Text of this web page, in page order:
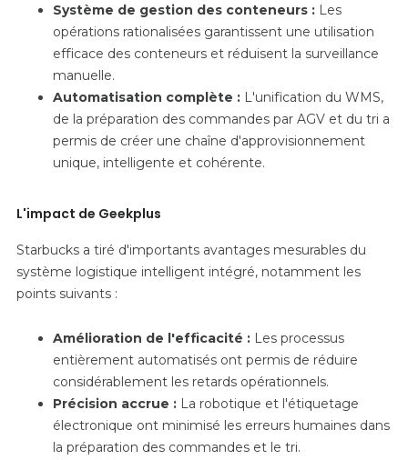
Système de gestion des conteneurs : Les
opérations rationalisées garantissent une utilisation
efficace des conteneurs et réduisent la surveillance
manuelle.
Automatisation complète : L'unification du WMS,
de la préparation des commandes par AGV et du tri a
permis de créer une chaîne d'approvisionnement
unique, intelligente et cohérente.
L'impact de Geekplus
Starbucks a tiré d'importants avantages mesurables du
système logistique intelligent intégré, notamment les
points suivants :
Amélioration de l'efficacité : Les processus
entièrement automatisés ont permis de réduire
considérablement les retards opérationnels.
Précision accrue : La robotique et l'étiquetage
électronique ont minimisé les erreurs humaines dans
la préparation des commandes et le tri.